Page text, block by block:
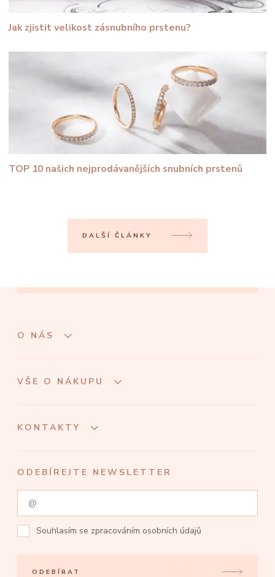
Jak zjistit velikost zásnubního prstenu?
TOP 10 našich nejprodávanějších snubních prstenů
DALŠÍ ČLÁNKY
O NÁS
VŠE O NÁKUPU
KONTAKTY
ODEBÍREJTE NEWSLETTER
Souhlasím se zpracováním osobních údajů
ODEBÍRAT